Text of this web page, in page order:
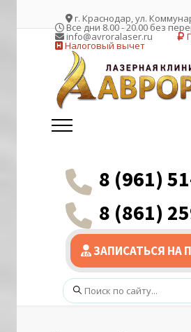
г. Краснодар, ул.
Все дни 8.00 - 20.00 без
info@avroralaser.ru
Налоговый вычет
8 (961)
8 (861)
ЗАПИСАТЬСЯ НА
Поиск: